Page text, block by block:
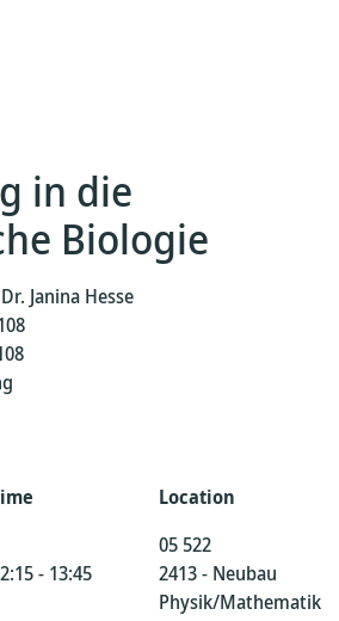
in die
Biologie
Janina Hesse
Location
- 13:45
05 522
2413 - Neubau
Physik/Mathematik